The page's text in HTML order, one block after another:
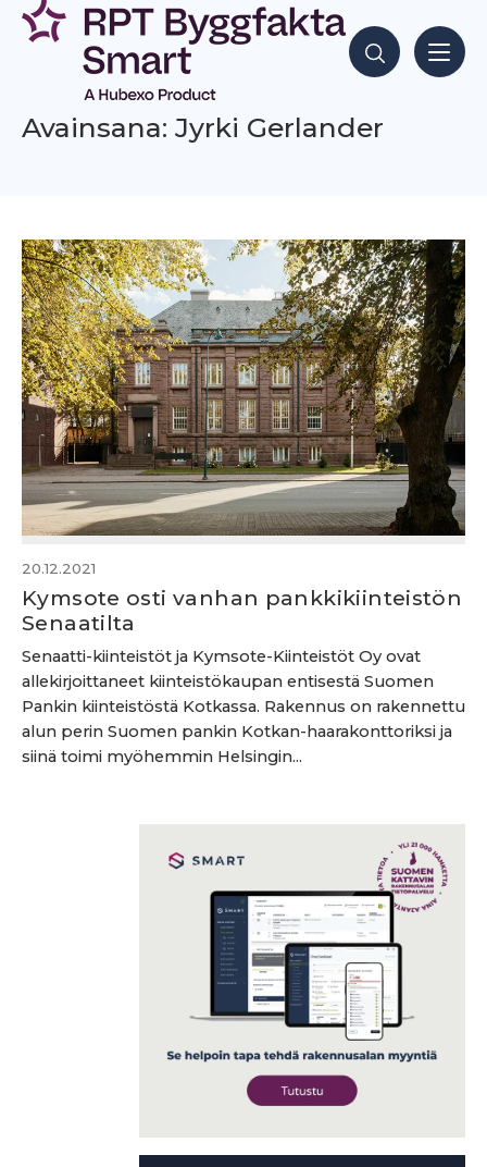
Siirry
sisältöön
Hae sisältöjä
Avainsana: Jyrki Gerlander
20.12.2021
Kymsote osti vanhan pankkikiinteistön
Senaatilta
Senaatti-kiinteistöt ja Kymsote-Kiinteistöt Oy ovat
allekirjoittaneet kiinteistökaupan entisestä Suomen
Pankin kiinteistöstä Kotkassa. Rakennus on rakennettu
alun perin Suomen pankin Kotkan-haarakonttoriksi ja
siinä toimi myöhemmin Helsingin...